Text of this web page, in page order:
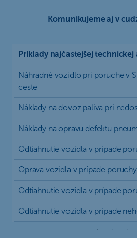
Komunikujeme aj v
Príklady najčastejšej technickej
Náhradné vozidlo pri poruche v
ceste
Náklady na dovoz paliva pri
Náklady na opravu defektu
Odtiahnutie vozidla v prípade
Oprava vozidla v prípade
Odtiahnutie vozidla v prípade
Odtiahnutie vozidla v prípade